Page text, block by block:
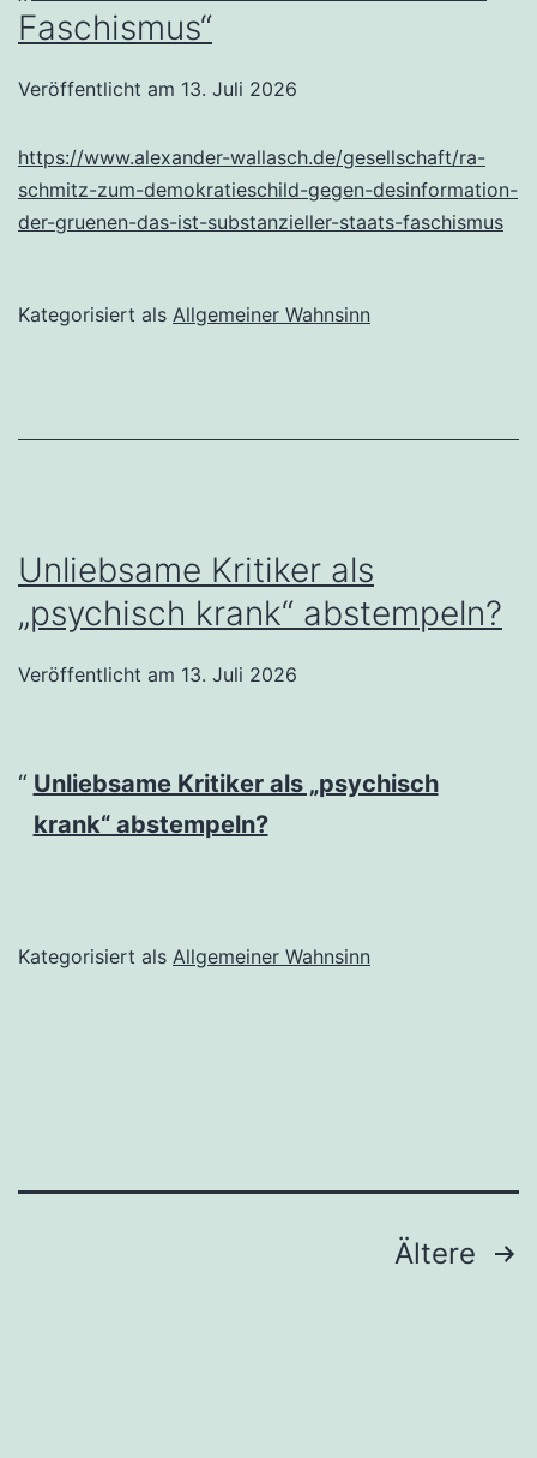
Faschismus“
Veröffentlicht am 13. Juli 2026
https://www.alexander-wallasch.de/gesellschaft/ra-
schmitz-zum-demokratieschild-gegen-desinformation-
der-gruenen-das-ist-substanzieller-staats-faschismus
Kategorisiert als Allgemeiner Wahnsinn
Unliebsame Kritiker als
„psychisch krank“ abstempeln?
Veröffentlicht am 13. Juli 2026
Unliebsame Kritiker als „psychisch
krank“ abstempeln?
Kategorisiert als Allgemeiner Wahnsinn
Seitennummerierung
Ältere